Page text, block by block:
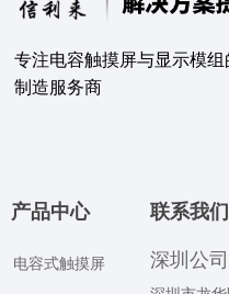
专注电容触摸屏与显示模组
制造服务商
联系我们
深圳公司
产品中心
电容式触摸屏